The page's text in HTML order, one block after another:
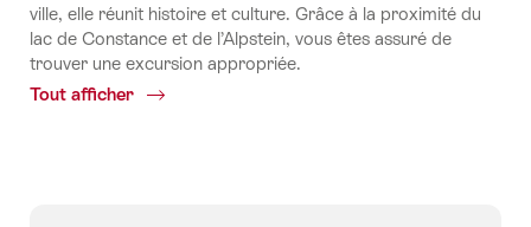
ville, elle réunit histoire et culture. Grâce à la proximité du
lac de Constance et de l’Alpstein, vous êtes assuré de
trouver une excursion appropriée.
Tout afficher
Common.Of